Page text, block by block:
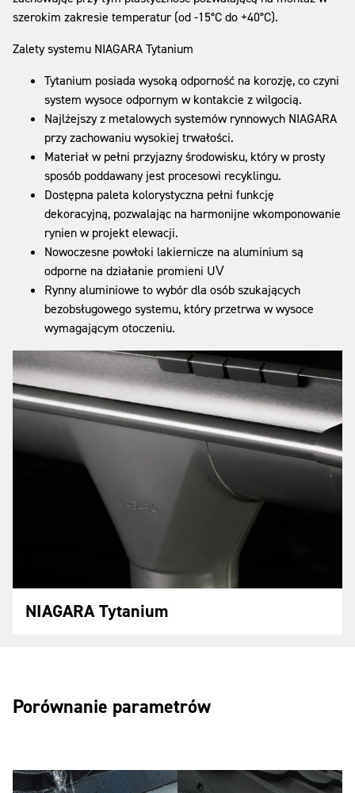
szerokim zakresie temperatur (od -15°C do +40°C).
Zalety systemu NIAGARA Tytanium
Tytanium posiada wysoką odporność na korozję, co czyni
system wysoce odpornym w kontakcie z wilgocią.
Najlżejszy z metalowych systemów rynnowych NIAGARA
przy zachowaniu wysokiej trwałości.
Materiał w pełni przyjazny środowisku, który w prosty
sposób poddawany jest procesowi recyklingu.
Dostępna paleta kolorystyczna pełni funkcję
dekoracyjną, pozwalając na harmonijne wkomponowanie
rynien w projekt elewacji.
Nowoczesne powłoki lakiernicze na aluminium są
odporne na działanie promieni UV
Rynny aluminiowe to wybór dla osób szukających
bezobsługowego systemu, który przetrwa w wysoce
wymagającym otoczeniu.
NIAGARA Tytanium
Porównanie parametrów